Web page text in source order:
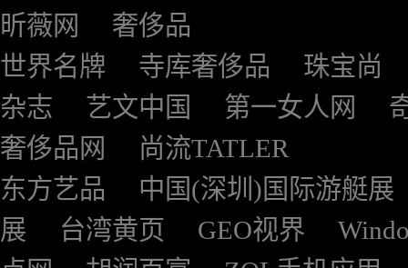
昕薇网
奢侈品
世界名牌
寺库奢侈品
珠宝尚
杂志
艺文中国 第一女人网
奢侈品网
尚流TATLER
东方艺品
中国(深圳)国际游艇展
展
台湾黄页 GEO视界